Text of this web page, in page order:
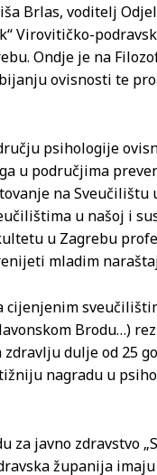
Brlas, voditelj
Virovitičko-
Ondje je na
ovisnosti te
psihologije
u područjima
na
u našoj i
u Zagrebu
mladim
cijenjenim
Brodu…)
dulje od 25
nagradu u
za javno zdravstvo
županija